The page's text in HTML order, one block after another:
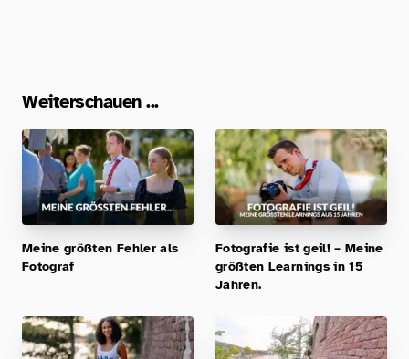
Weiterschauen ...
Meine größten Fehler als
Fotograf
Fotografie ist geil! – Meine
größten Learnings in 15
Jahren.